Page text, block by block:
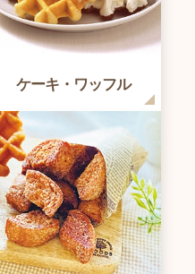
ケーキ・ワッフル